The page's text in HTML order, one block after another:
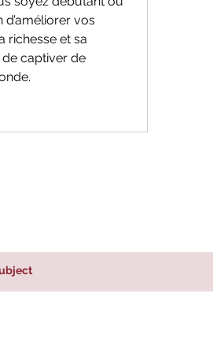
vos
richesse et sa
captiver de